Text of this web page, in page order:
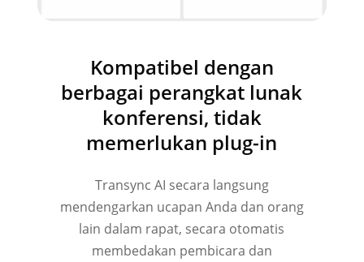
Kompatibel dengan
berbagai perangkat lunak
konferensi, tidak
memerlukan plug-in
Transync AI secara langsung
mendengarkan ucapan Anda dan orang
lain dalam rapat, secara otomatis
membedakan pembicara dan